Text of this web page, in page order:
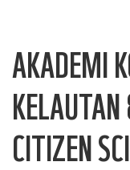
AKADEMI
CITIZEN